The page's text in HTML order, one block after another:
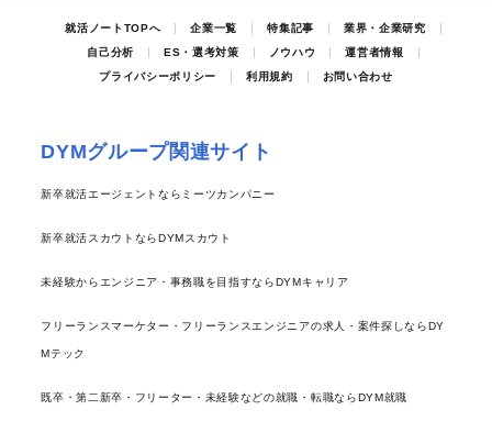
就活ノートTOPへ 企業一覧 特集記事
業界・企業研究
自己分析
ES・選考対策 ノウハウ
運営者情報
プライバシーポリシー
利用規約 お問い合わせ
DYMグループ関連サイト
新卒就活エージェントならミーツカンパニー
新卒就活スカウトならDYMスカウト
未経験からエンジニア・事務職を目指すならDYMキャリア
フリーランスマーケター・フリーランスエンジニアの求人・案件探しならDY
Mテック
既卒・第二新卒・フリーター・未経験などの就職・転職ならDYM就職